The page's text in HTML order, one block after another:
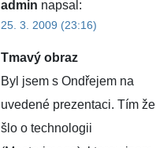
admin napsal:
25. 3. 2009 (23:16)
Tmavý obraz
Byl jsem s Ondřejem na
uvedené prezentaci. Tím že
šlo o technologii